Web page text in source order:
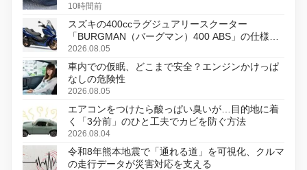
10時間前
スズキの400ccラグジュアリースクーター
「BURGMAN（バーグマン）400 ABS」の仕様を
変更し、8月18日に発売
2026.08.05
車内での仮眠、どこまで安全？エンジンかけっぱ
なしの危険性
2026.08.05
エアコンをつけたら酸っぱい臭いが…目的地に着
く「3分前」のひと工夫でカビを防ぐ方法
2026.08.04
令和8年熊本地震で「通れる道」を可視化、クルマ
の走行データが災害対応を支える